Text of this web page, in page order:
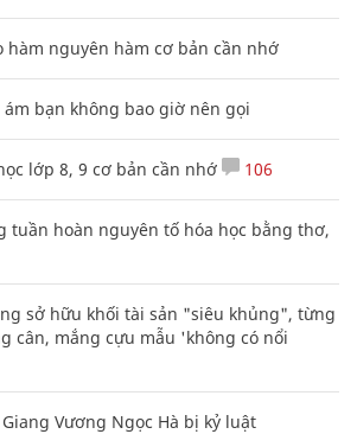
hàm nguyên hàm cơ bản cần nhớ
bạn không bao giờ nên gọi
lớp 8, 9 cơ bản cần nhớ 106
tuần hoàn nguyên tố hóa học bằng thơ,
sở hữu khối tài sản "siêu khủng", từng
cân, mắng cựu mẫu 'không có nổi
Vương Ngọc Hà bị kỷ luật